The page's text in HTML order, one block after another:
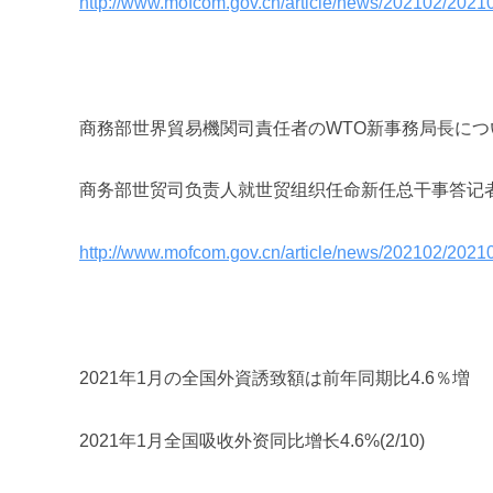
商務部世界貿易機関司責任者のWTO新事務局長に
商务部世贸司 负责 人就世贸组织任命新任总干事答记
http://www.mofcom.gov.cn/article/news/202102/
2021年1月の全国外資誘致額は前年同期比4.6％増
2021年1 月全国吸收外资同比增长4.6%(2/10)